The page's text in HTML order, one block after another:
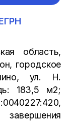
область,
городское
ул. Н.
183,5 м2;